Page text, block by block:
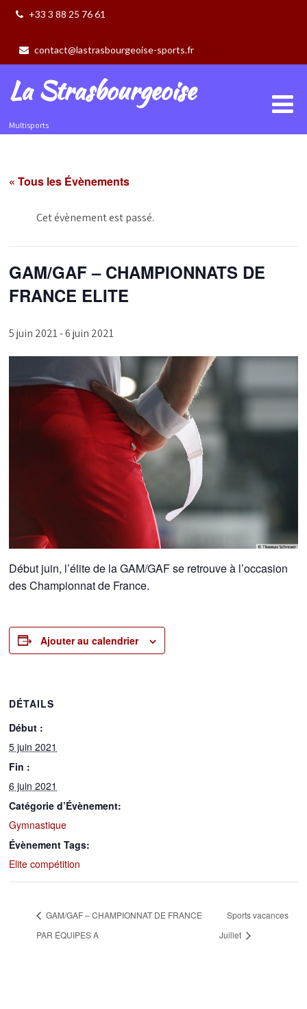
+33 3 88 25 76 61
contact@lastrasbourgeoise-sports.fr
La Strasbourgeoise
Multisports
« Tous les Évènements
Cet évènement est passé.
GAM/GAF – CHAMPIONNATS DE
FRANCE ELITE
5 juin 2021-6 juin 2021
Début juin, l’élite de la GAM/GAF se retrouve à l’occasion
des Championnat de France.
Ajouter au calendrier
DÉTAILS
Début :
5 juin 2021
Fin :
6 juin 2021
Catégorie d’Évènement:
Gymnastique
Évènement Tags:
Elite compétition
GAM/GAF – CHAMPIONNAT DE FRANCE
PAR ÉQUIPES A
Sports vacances
Juillet